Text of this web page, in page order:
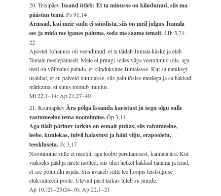
20. TeisipäevIssand ütleb: Et ta minusse on kiindunud, siis ma
päästan tema.Ps 91,14
Armsad, kui meie süda ei süüdista, siis on meil julgus Jumala
ees ja mida me iganes palume, seda me saame temalt. 1Jh 3,21–
22
Apostel Johannes oli veendunud, et ta täidab Jumala käske ja elab
Temale meelepäraselt. Meie ei pruugi selles väga veendunud olla, aga
meil on võimalus paluda, et kiinduksime Jumalasse. Kui sa natukegi
usaldad, et su palveid kuuldakse, siis palu tõsise meelega ja sa hakkad
märkama, et sinus toimub muutus.
Mt 22,1–14; Ap 21,27–40
21. Kolmapäev Ära põlga Issanda karistust ja ärgu olgu sulle
vastumeelne tema noomimine.Õp 3,11
Aga ülalt pärinev tarkus on esmalt puhas, siis rahumeelne,
leebe, kuulekas, tulvil halastust ja häid vilju, erapooletu,
teeskluseta.Jk 3,17
Noomimine sulle ei meeldi, aga loobu perutamisest, kannata ära. Kui
vaikseks jääd ja järele mõtled, siis ühel hetkel hakkad tänama ja leiad,
et see polnudki asjata. Siis avaneb sulle tee hoopis teistsuguse
elukvaliteedi poole. Ülevalt pärit tarkus tuleb su juurde.
Ap 10,(21–23)24–36; Ap 22,1–21